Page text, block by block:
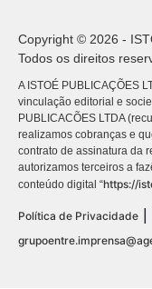
Copyright © 2026 -
Todos os direitos
A ISTOÉ PUBLICAÇÕES
vinculação editorial e
PUBLICACÕES LTDA
realizamos cobranças e
contrato de assinatura da
autorizamos terceiros a
conteúdo digital “https://
Política de Privacidade